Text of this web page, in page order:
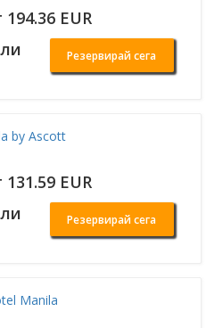
EUR
Резервирай сега
by Ascott
EUR
Резервирай сега
Manila